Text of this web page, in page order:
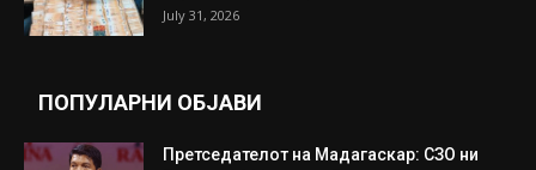
July 31, 2026
ПОПУЛАРНИ ОБЈАВИ
Претседателот на Мадагаскар: СЗО ни